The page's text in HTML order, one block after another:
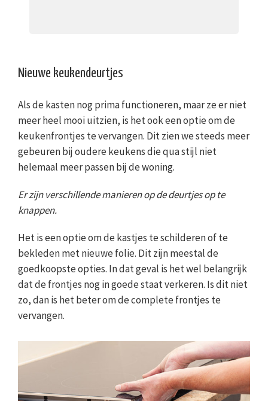
Nieuwe keukendeurtjes
Als de kasten nog prima functioneren, maar ze er niet
meer heel mooi uitzien, is het ook een optie om de
keukenfrontjes te vervangen. Dit zien we steeds meer
gebeuren bij oudere keukens die qua stijl niet
helemaal meer passen bij de woning.
Er zijn verschillende manieren op de deurtjes op te
knappen.
Het is een optie om de kastjes te schilderen of te
bekleden met nieuwe folie. Dit zijn meestal de
goedkoopste opties. In dat geval is het wel belangrijk
dat de frontjes nog in goede staat verkeren. Is dit niet
zo, dan is het beter om de complete frontjes te
vervangen.